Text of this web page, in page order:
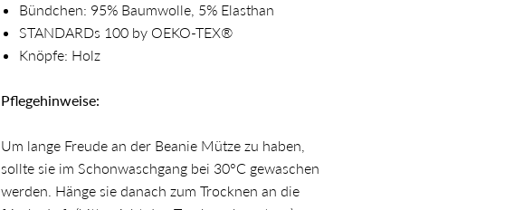
Bündchen: 95% Baumwolle, 5% Elasthan
STANDARDs 100 by OEKO-TEX®
Knöpfe: Holz
Pflegehinweise:
Um lange Freude an der Beanie Mütze zu haben,
sollte sie im Schonwaschgang bei 30°C gewaschen
werden. Hänge sie danach zum Trocknen an die